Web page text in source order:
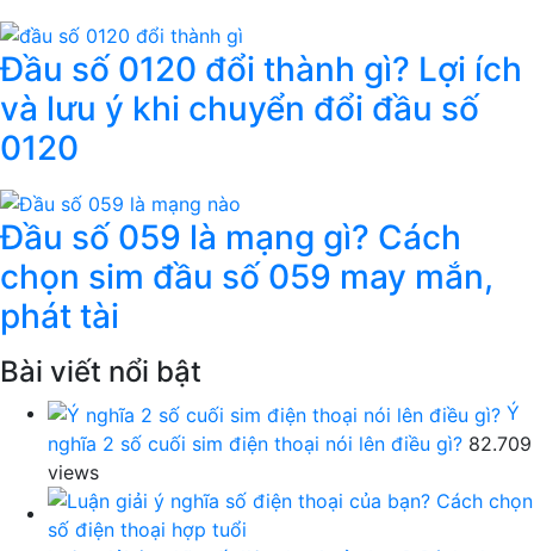
Đầu số 0120 đổi thành gì? Lợi ích
và lưu ý khi chuyển đổi đầu số
0120
Đầu số 059 là mạng gì? Cách
chọn sim đầu số 059 may mắn,
phát tài
Bài viết nổi bật
Ý
nghĩa 2 số cuối sim điện thoại nói lên điều gì? 82.709
views